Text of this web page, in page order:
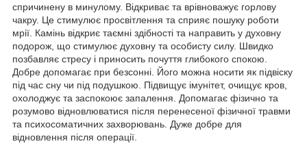
спричинену в минулому. Відкриває та врівноважує горлову
чакру. Це стимулює просвітлення та сприяє пошуку роботи
мрії. Камінь відкриє таємні здібності та направить у духовну
подорож, що стимулює духовну та особисту силу. Швидко
позбавляє стресу і приносить почуття глибокого спокою.
Добре допомагає при безсонні. Його можна носити як підвіску
під час сну чи під подушкою. Підвищує імунітет, очищує кров,
охолоджує та заспокоює запалення. Допомагає фізично та
розумово відновлюватися після перенесеної фізичної травми
та психосоматичних захворювань. Дуже добре для
відновлення після операції.